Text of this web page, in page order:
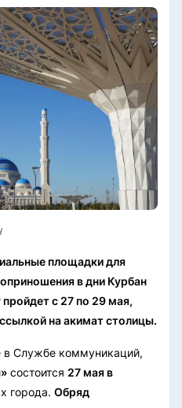
площадки для
в дни Курбан
с 27 по 29 мая,
на акимат столицы.
в Службе коммуникаций,
состоится 27 мая в
города. Обряд